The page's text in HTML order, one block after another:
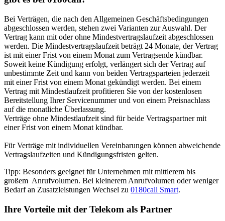
Bei Verträgen, die nach den Allgemeinen Geschäftsbedingungen
abgeschlossen werden, stehen zwei Varianten zur Auswahl. Der
Vertrag kann mit oder ohne Mindestvertragslaufzeit abgeschlossen
werden. Die Mindestvertragslaufzeit beträgt 24 Monate, der Vertrag
ist mit einer Frist von einem Monat zum Vertragsende kündbar.
Soweit keine Kündigung erfolgt, verlängert sich der Vertrag auf
unbestimmte Zeit und kann von beiden Vertragsparteien jederzeit
mit einer Frist von einem Monat gekündigt werden. Bei einem
Vertrag mit Mindestlaufzeit profitieren Sie von der kostenlosen
Bereitstellung Ihrer Servicenummer und von einem Preisnachlass
auf die monatliche Überlassung.
Verträge ohne Mindestlaufzeit sind für beide Vertragspartner mit
einer Frist von einem Monat kündbar.
Für Verträge mit individuellen Vereinbarungen können abweichende
Vertragslaufzeiten und Kündigungsfristen gelten.
Tipp: Besonders geeignet für Unternehmen mit mittlerem bis
großem Anrufvolumen. Bei kleinerem Anrufvolumen oder weniger
Bedarf an Zusatzleistungen Wechsel zu 0180call Smart.
Ihre Vorteile mit der Telekom als Partner